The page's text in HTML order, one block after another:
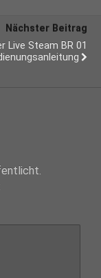
Nächster Beitrag
Live Steam BR 01